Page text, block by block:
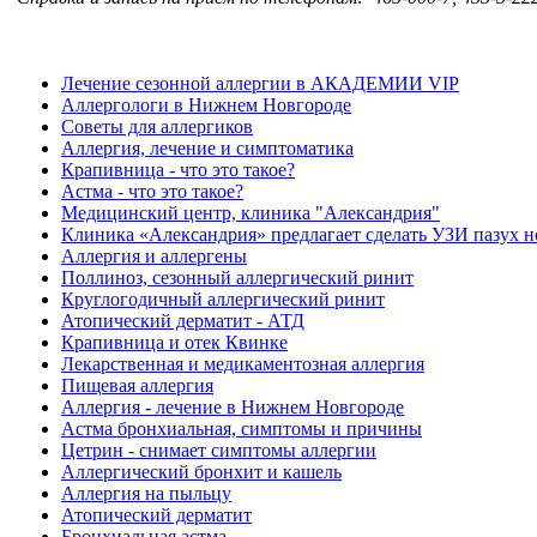
Лечение сезонной аллергии в АКАДЕМИИ VIP
Аллергологи в Нижнем Новгороде
Советы для аллергиков
Аллергия, лечение и симптоматика
Крапивница - что это такое?
Астма - что это такое?
Медицинский центр, клиника "Александрия"
Клиника «Александрия» предлагает сделать УЗИ пазух
Аллергия и аллергены
Поллиноз, сезонный аллергический ринит
Круглогодичный аллергический ринит
Атопический дерматит - АТД
Крапивница и отек Квинке
Лекарственная и медикаментозная аллергия
Пищевая аллергия
Аллергия - лечение в Нижнем Новгороде
Астма бронхиальная, симптомы и причины
Цетрин - снимает симптомы аллергии
Аллергический бронхит и кашель
Аллергия на пыльцу
Атопический дерматит